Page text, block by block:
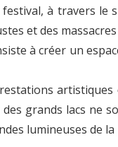
à travers le
et des
à créer un
grands lacs ne
lumineuses de la